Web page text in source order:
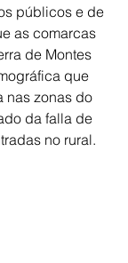
públicos e de
as comarcas
de Montes
que
nas zonas do
da falla de
no rural.